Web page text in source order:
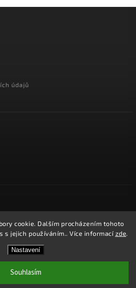
cookie. Dalším procházením tohoto
s jejich používáním.. Více informacízde.
Nastavení
Souhlasím
údajů
. Všechna práva vyhrazena.
Shoptet